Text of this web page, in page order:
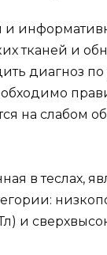
тканей и
диагноз
на слабом
в теслах,
и